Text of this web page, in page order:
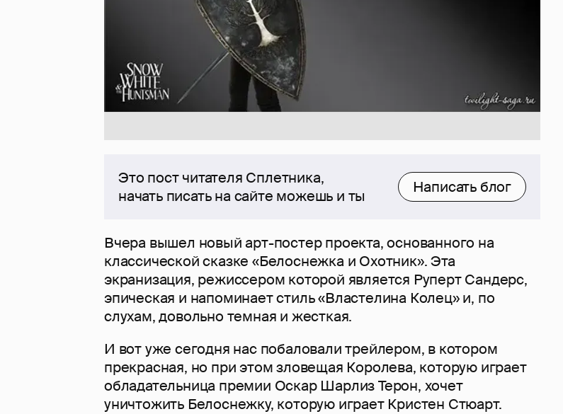
Это пост читателя Сплетника,
начать писать на сайте можешь и ты
Написать блог
Вчера вышел новый арт-постер проекта, основанного на
классической сказке «Белоснежка и Охотник». Эта
экранизация, режиссером которой является Руперт Сандерс,
эпическая и напоминает стиль «Властелина Колец» и, по
слухам, довольно темная и жесткая.
И вот уже сегодня нас побаловали трейлером, в котором
прекрасная, но при этом зловещая Королева, которую играет
обладательница премии Оскар Шарлиз Терон, хочет
уничтожить Белоснежку, которую играет Кристен Стюарт.